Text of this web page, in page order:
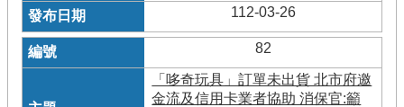
112-03-26
82
「哆奇玩具」訂單未出貨 北市府邀
金流及信用卡業者協助 消保官:籲